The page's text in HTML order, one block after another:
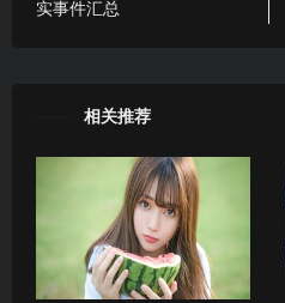
实事件汇总
相关推荐